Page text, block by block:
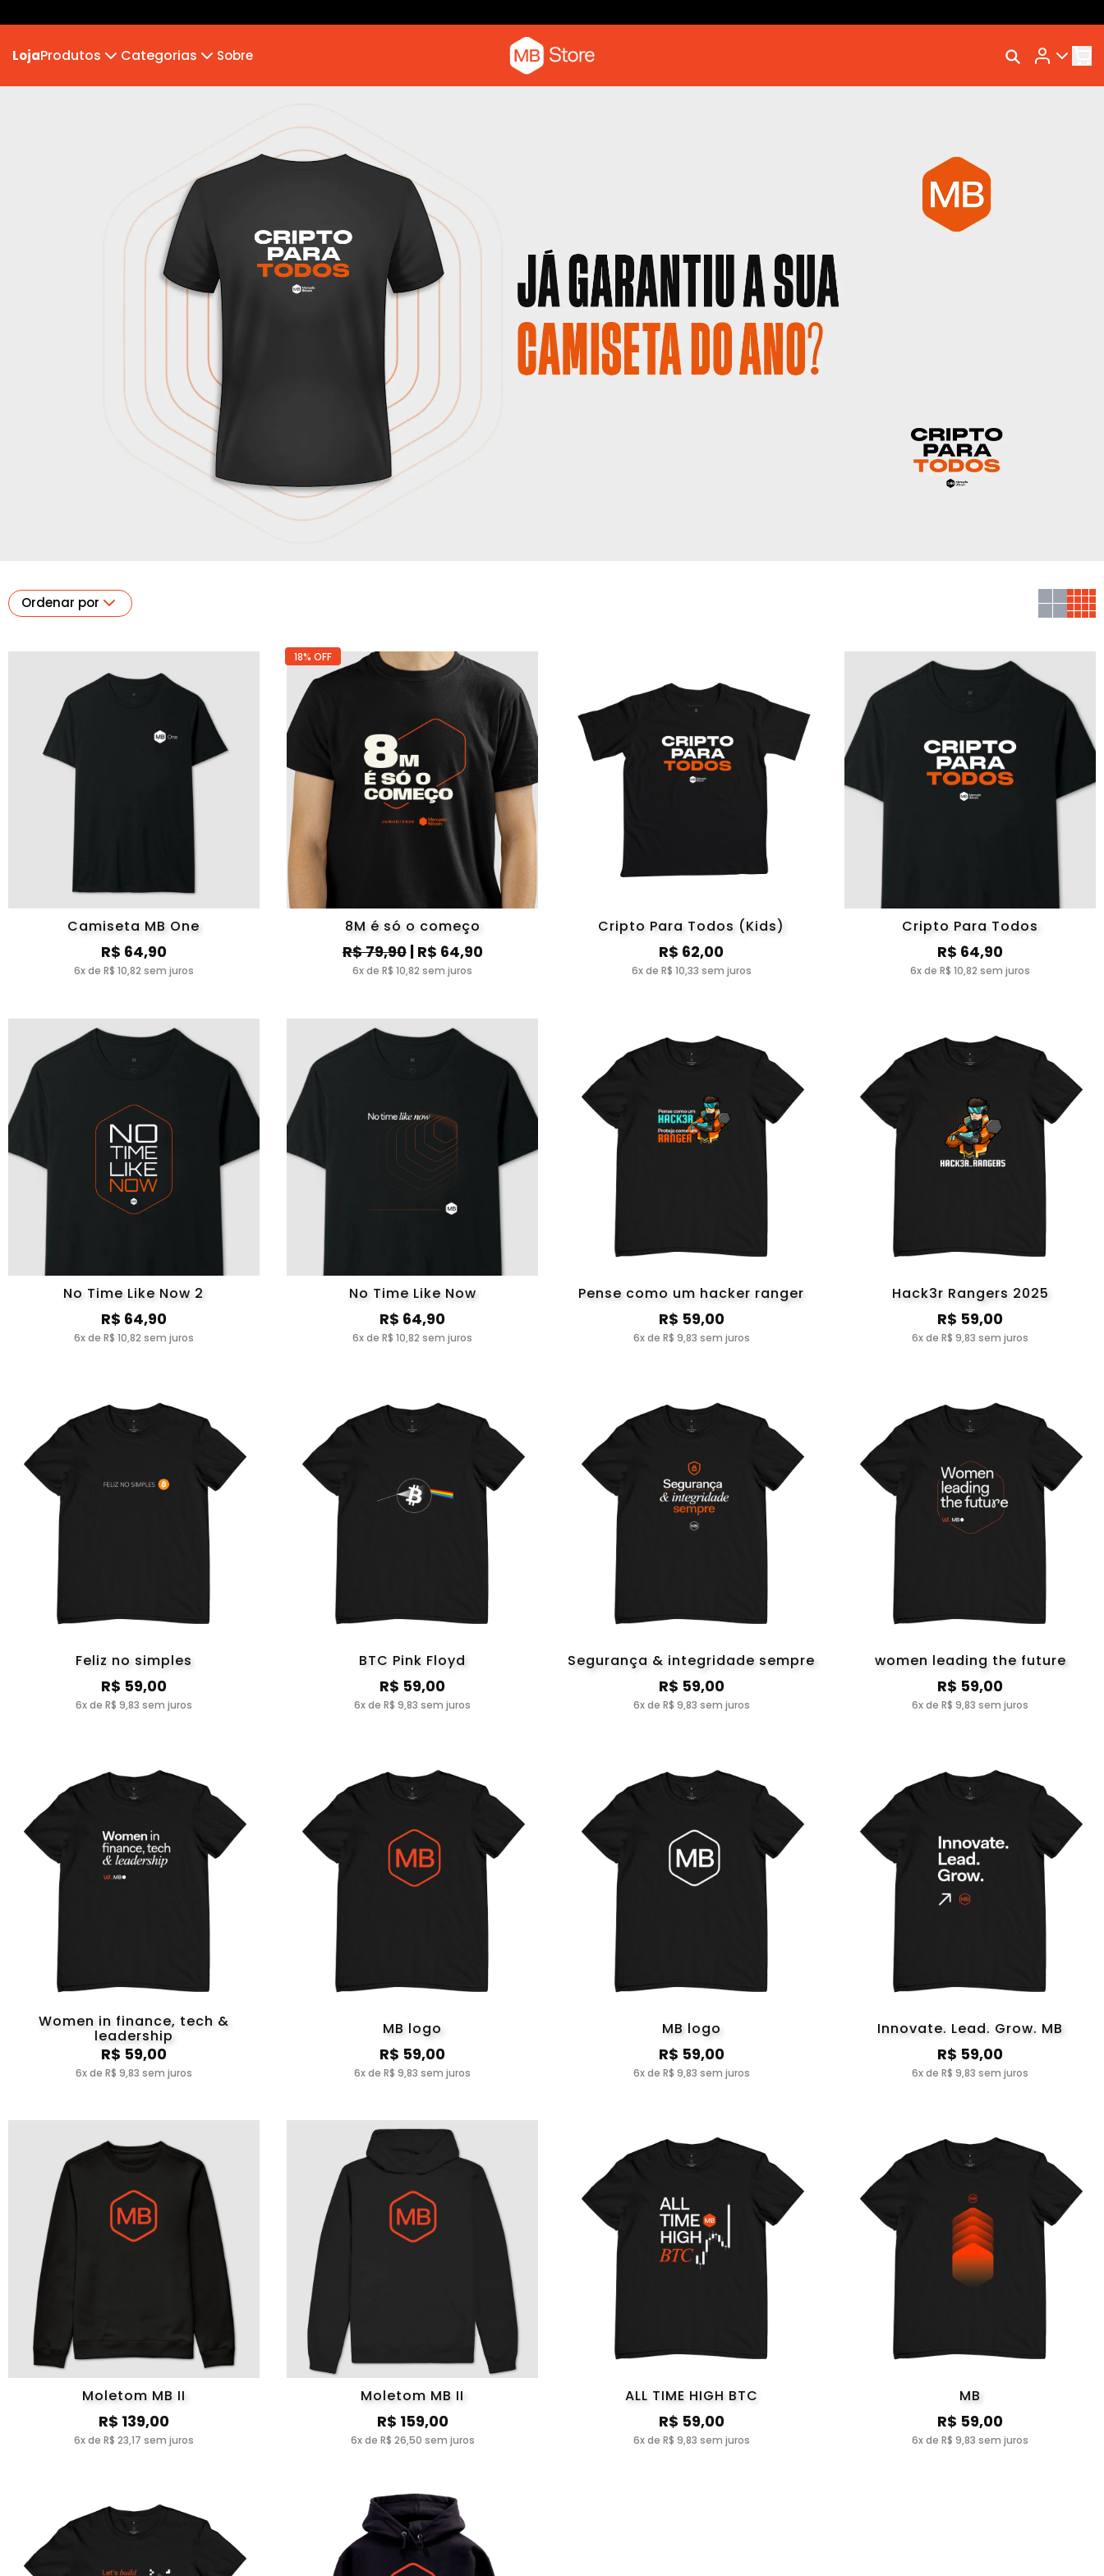
LojaProdutos
Suéter Moletom
Categorias Sobre
Avaliar Meu Pedido
Ordenar por
Camiseta MB One
R$ 64,90
6x de R$ 10,82 sem juros
8M é só o começo
R$ 79,90| R$ 64,90
6x de R$ 10,82 sem juros
18% OFF
Cripto Para Todos (Kids)
R$ 62,00
6x de R$ 10,33 sem juros
Cripto Para Todos
R$ 64,90
6x de R$ 10,82 sem juros
No Time Like Now 2
R$ 64,90
6x de R$ 10,82 sem juros
No Time Like Now
R$ 64,90
6x de R$ 10,82 sem juros
Pense como um hacker ranger
R$ 59,00
6x de R$ 9,83 sem juros
Hack3r Rangers 2025
R$ 59,00
6x de R$ 9,83 sem juros
Feliz no simples
R$ 59,00
6x de R$ 9,83 sem juros
BTC Pink Floyd
R$ 59,00
6x de R$ 9,83 sem juros
Segurança & integridade sempre
R$ 59,00
6x de R$ 9,83 sem juros
women leading the future
R$ 59,00
6x de R$ 9,83 sem juros
Women in finance, tech &
leadership
R$ 59,00
6x de R$ 9,83 sem juros
MB logo
R$ 59,00
6x de R$ 9,83 sem juros
MB logo
R$ 59,00
6x de R$ 9,83 sem juros
Innovate. Lead. Grow. MB
R$ 59,00
6x de R$ 9,83 sem juros
Moletom MB II
R$ 139,00
6x de R$ 23,17 sem juros
Moletom MB II
R$ 159,00
6x de R$ 26,50 sem juros
ALL TIME HIGH BTC
R$ 59,00
6x de R$ 9,83 sem juros
MB
R$ 59,00
6x de R$ 9,83 sem juros